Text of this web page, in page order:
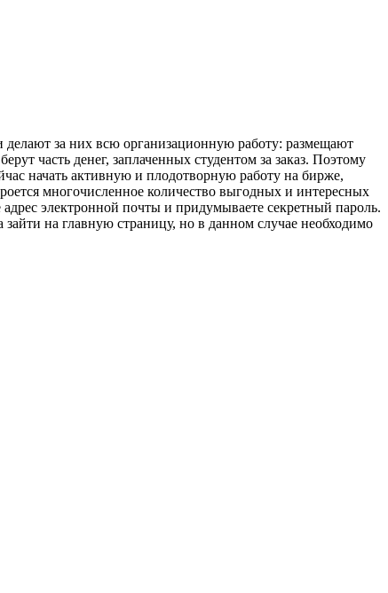
за них всю организационную работу: размещают
часть денег, заплаченных студентом за заказ. Поэтому
начать активную и плодотворную работу на бирже,
многочисленное количество выгодных и интересных
электронной почты и придумываете секретный пароль.
на главную страницу, но в данном случае необходимо